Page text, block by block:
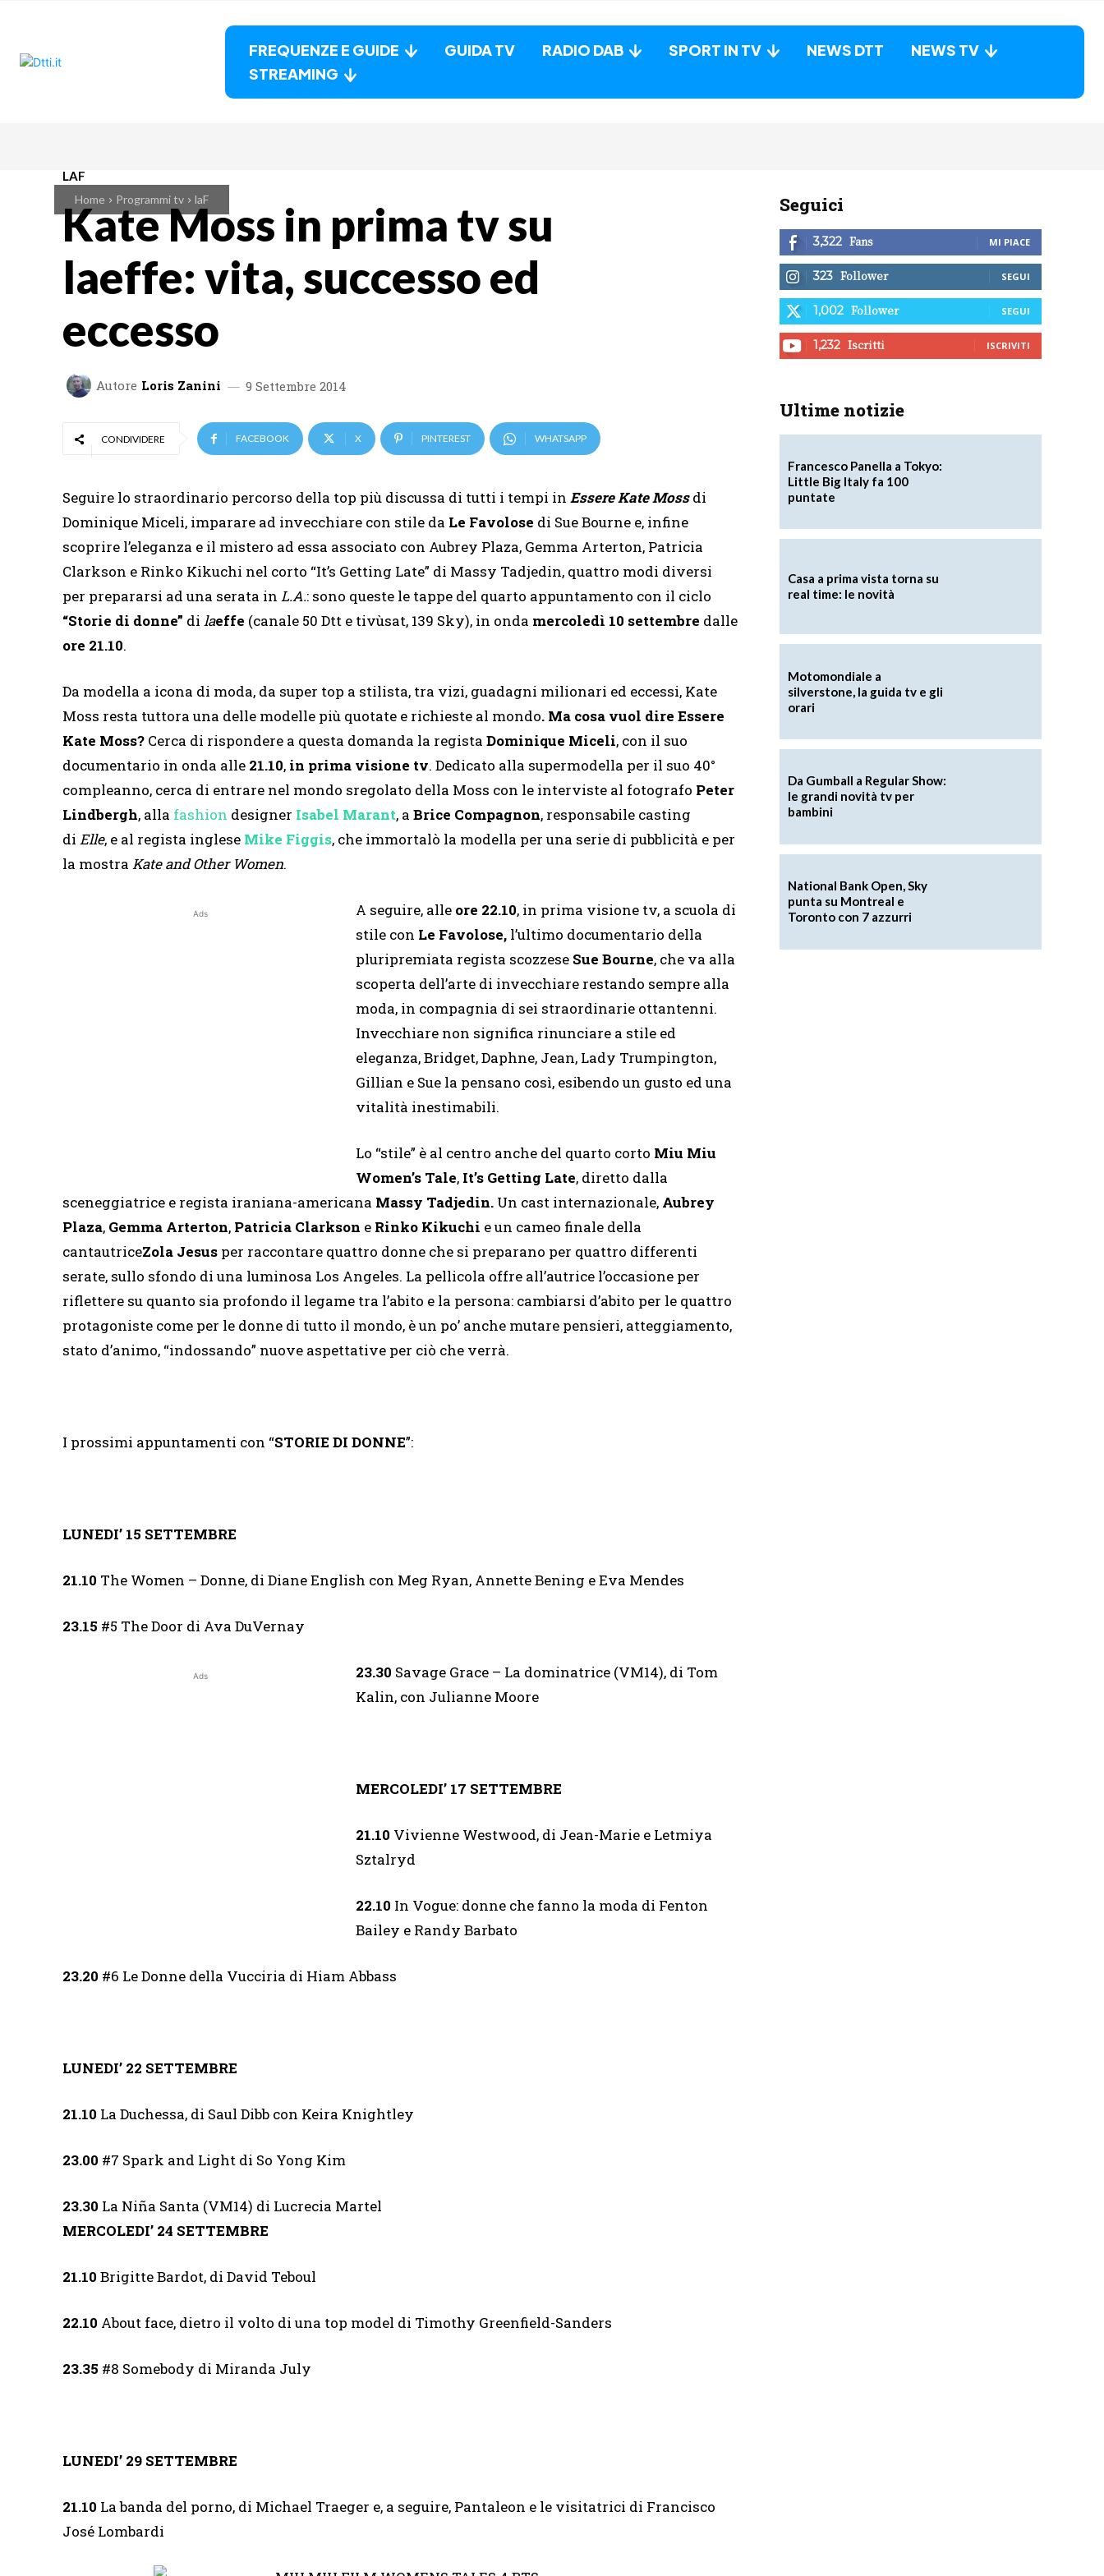
FREQUENZE E GUIDE GUIDA TV RADIO DAB SPORT IN TV NEWS DTT
NEWS TV
STREAMING
Home Programmi tv laF
LAF
Kate Moss in prima tv su
laeffe: vita, successo ed
eccesso
Autore Loris Zanini 9 Settembre 2014
CONDIVIDERE FACEBOOK X PINTEREST WHATSAPP
Seguire lo straordinario percorso della top più discussa di tutti i tempi in Essere Kate Mossdi
Dominique Miceli, imparare ad invecchiare con stile da Le Favolose di Sue Bourne e, infine
scoprire l’eleganza e il mistero ad essa associato con Aubrey Plaza, Gemma Arterton, Patricia
Clarkson e Rinko Kikuchi nel corto “It’s Getting Late” di Massy Tadjedin, quattro modi diversi
per prepararsi ad una serata in L.A.: sono queste le tappe del quarto appuntamento con il ciclo
“Storie di donne” di laeffe (canale 50 Dtt e tivùsat, 139 Sky), in onda mercoledì 10 settembre dalle
ore 21.10.
Da modella a icona di moda, da super top a stilista, tra vizi, guadagni milionari ed eccessi, Kate
Moss resta tuttora una delle modelle più quotate e richieste al mondo. Ma cosa vuol dire Essere
Kate Moss? Cerca di rispondere a questa domanda la regista Dominique Miceli, con il suo
documentario in onda alle 21.10, in prima visione tv. Dedicato alla supermodella per il suo 40°
compleanno, cerca di entrare nel mondo sregolato della Moss con le interviste al fotografo Peter
Lindbergh, alla fashion designer Isabel Marant, a Brice Compagnon, responsabile casting
di Elle, e al regista inglese Mike Figgis, che immortalò la modella per una serie di pubblicità e per
la mostra Kate and Other Women.
Ads A seguire, alle ore 22.10, in prima visione tv, a scuola di
stile con Le Favolose, l’ultimo documentario della
pluripremiata regista scozzese Sue Bourne, che va alla
scoperta dell’arte di invecchiare restando sempre alla
moda, in compagnia di sei straordinarie ottantenni.
Invecchiare non significa rinunciare a stile ed
eleganza, Bridget, Daphne, Jean, Lady Trumpington,
Gillian e Sue la pensano così, esibendo un gusto ed una
vitalità inestimabili.
Lo “stile” è al centro anche del quarto corto Miu Miu
Women’s Tale, It’s Getting Late, diretto dalla
sceneggiatrice e regista iraniana-americana Massy Tadjedin. Un cast internazionale, Aubrey
Plaza, Gemma Arterton, Patricia Clarkson e Rinko Kikuchi e un cameo finale della
cantautriceZola Jesus per raccontare quattro donne che si preparano per quattro differenti
serate, sullo sfondo di una luminosa Los Angeles. La pellicola offre all’autrice l’occasione per
riflettere su quanto sia profondo il legame tra l’abito e la persona: cambiarsi d’abito per le quattro
protagoniste come per le donne di tutto il mondo, è un po’ anche mutare pensieri, atteggiamento,
stato d’animo, “indossando” nuove aspettative per ciò che verrà.
I prossimi appuntamenti con “STORIE DI DONNE”:
LUNEDI’ 15 SETTEMBRE
21.10 The Women – Donne, di Diane English con Meg Ryan, Annette Bening e Eva Mendes
23.15 #5 The Door di Ava DuVernay
Ads 23.30 Savage Grace – La dominatrice (VM14), di Tom
Kalin, con Julianne Moore
MERCOLEDI’ 17 SETTEMBRE
21.10 Vivienne Westwood, di Jean-Marie e Letmiya
Sztalryd
22.10 In Vogue: donne che fanno la moda di Fenton
Bailey e Randy Barbato
23.20 #6 Le Donne della Vucciria di Hiam Abbass
LUNEDI’ 22 SETTEMBRE
21.10 La Duchessa, di Saul Dibb con Keira Knightley
23.00 #7 Spark and Light di So Yong Kim
23.30 La Niña Santa (VM14) di Lucrecia Martel
MERCOLEDI’ 24 SETTEMBRE
21.10 Brigitte Bardot, di David Teboul
22.10 About face, dietro il volto di una top model di Timothy Greenfield-Sanders
23.35 #8 Somebody di Miranda July
LUNEDI’ 29 SETTEMBRE
21.10 La banda del porno, di Michael Traeger e, a seguire, Pantaleon e le visitatrici di Francisco
José Lombardi
Seguici
3,322 Fans MI PIACE
323 Follower SEGUI
1,002 Follower SEGUI
1,232 Iscritti ISCRIVITI
Ultime notizie
Francesco Panella a Tokyo:
Little Big Italy fa 100
puntate
Casa a prima vista torna su
real time: le novità
Motomondiale a
silverstone, la guida tv e gli
orari
Da Gumball a Regular Show:
le grandi novità tv per
bambini
National Bank Open, Sky
punta su Montreal e
Toronto con 7 azzurri